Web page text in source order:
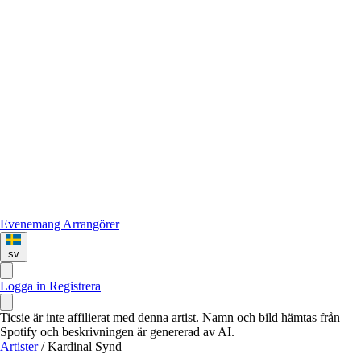
Evenemang Arrangörer
sv
Logga in Registrera
Ticsie är inte affilierat med denna artist. Namn och bild hämtas från
Spotify och beskrivningen är genererad av AI.
Artister / Kardinal Synd